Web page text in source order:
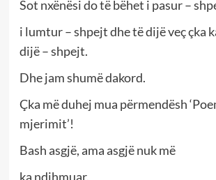
Sot nxënësi do të bëhet i pasur –
i lumtur – shpejt dhe të dijë veç çka
dijë – shpejt.
Dhe jam shumë dakord.
Çka më duhej mua përmendësh
mjerimit’!
Bash asgjë, ama asgjë nuk më
ka ndihmuar.